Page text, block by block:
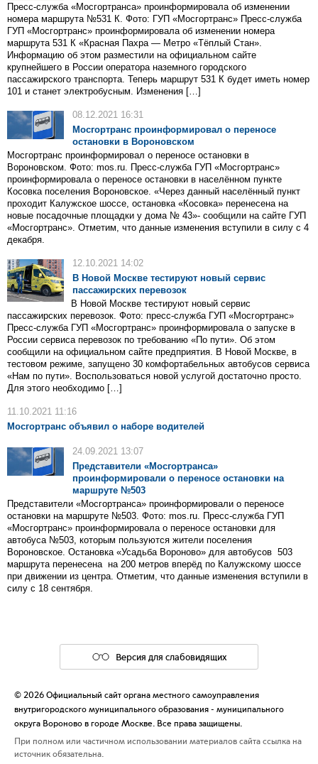
Пресс-служба «Мосгортранса» проинформировала об изменении
номера маршрута №531 К. Фото: ГУП «Мосгортранс» Пресс-служба
ГУП «Мосгортранс» проинформировала об изменении номера
маршрута 531 К «Красная Пахра — Метро «Тёплый Стан».
Информацию об этом разместили на официальном сайте
крупнейшего в России оператора наземного городского
пассажирского транспорта. Теперь маршрут 531 К будет иметь номер
101 и станет электробусным. Изменения […]
08.12.2021 16:31
Мосгортранс проинформировал о переносе
остановки в Вороновском
Мосгортранс проинформировал о переносе остановки в
Вороновском. Фото: mos.ru. Пресс-служба ГУП «Мосгортранс»​
проинформировала​ о переносе остановки в населённом пункте
Косовка поселения Вороновское. «Через данный населённый пункт
проходит Калужское шоссе, остановка «Косовка» перенесена на
новые посадочные площадки у дома № 43»- сообщили на сайте ГУП
«Мосгортранс». Отметим, что данные изменения вступили в силу с 4
декабря.​
12.10.2021 14:02
В Новой Москве тестируют новый сервис
пассажирских перевозок
В Новой Москве тестируют новый сервис
пассажирских перевозок. Фото: пресс-служба ГУП «Мосгортранс»
Пресс-служба ГУП «Мосгортранс» проинформировала о запуске в
России сервиса перевозок по требованию «По пути». Об этом
сообщили на официальном сайте предприятия. В Новой Москве, в
тестовом режиме, запущено 30 комфортабельных автобусов сервиса
«Нам по пути». Воспользоваться новой услугой достаточно просто.
Для этого необходимо […]
11.10.2021 11:16
Мосгортранс объявил о наборе водителей
24.09.2021 13:07
Представители «Мосгортранса»
проинформировали о переносе остановки на
маршруте №503
Представители «Мосгортранса» проинформировали о переносе
остановки на маршруте №503. Фото: mos.ru. Пресс-служба ГУП
«Мосгортранс»​ проинформировала​ о переносе остановки для
автобуса №503, которым пользуются жители поселения
Вороновское.​ Остановка «Усадьба Вороново» для автобусов 503
маршрута перенесена на 200 метров вперёд по Калужскому шоссе
при движении из центра. Отметим, что данные изменения вступили в
силу с 18 сентября.​
Версия для слабовидящих
© 2026 Официальный сайт органа местного самоуправления
внутригородского муниципального образования - муниципального
округа Вороново в городе Москве. Все права защищены.
При полном или частичном использовании материалов сайта ссылка на
источник обязательна.